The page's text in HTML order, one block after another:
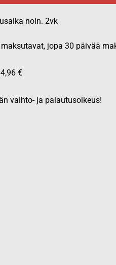
noin. 2vk
jopa 30 päivää
€
vaihto- ja palautusoikeus!